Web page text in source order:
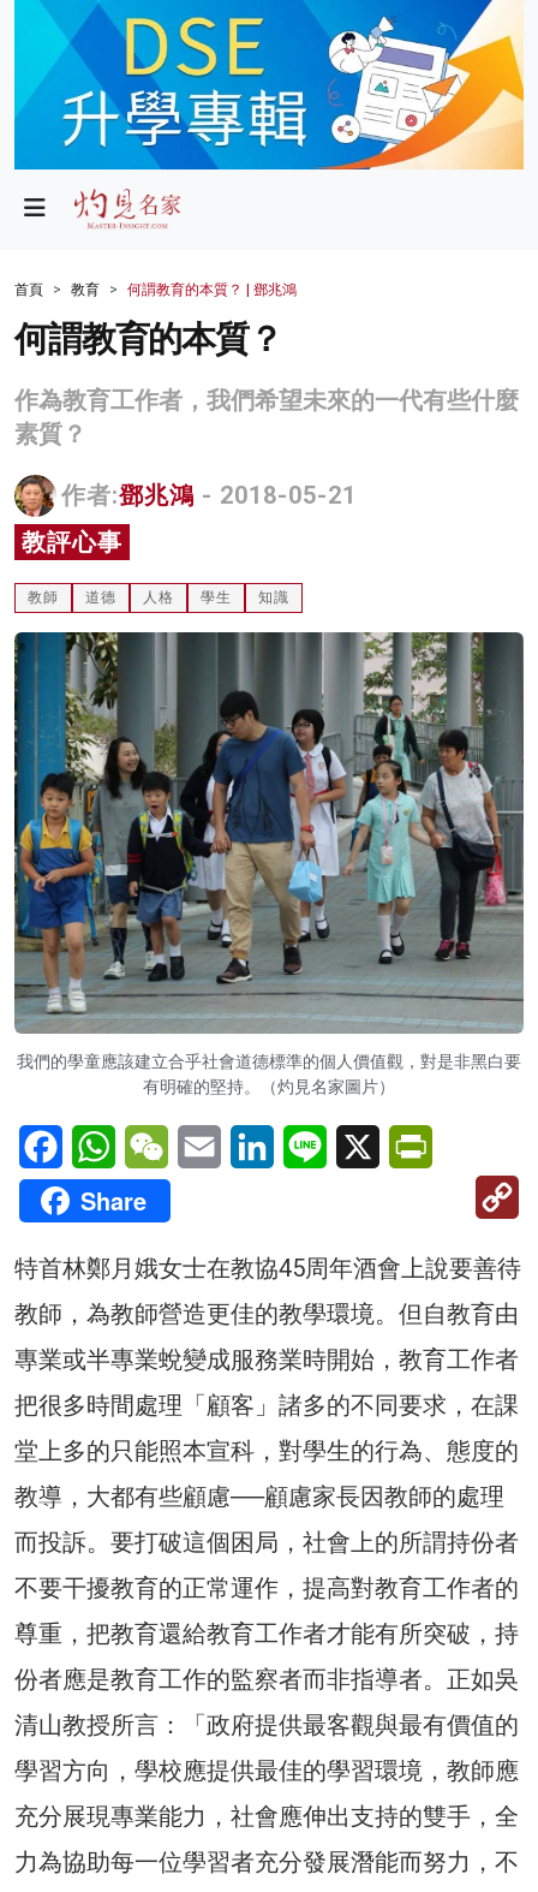
政局
財經
生活
商業
科技
影片
關於我們
首頁 教育 何謂教育的本質？ | 鄧兆鴻
何謂教育的本質？
作為教育工作者，我們希望未來的一代有些什麼
素質？
作者:鄧兆鴻 - 2018-05-21
教評心事
教師 道德 人格 學生 知識
我們的學童應該建立合乎社會道德標準的個人價值觀，對是非黑白要
有明確的堅持。（灼見名家圖片）
FacebookWhatsAppWeChatEmail LinkedInLine X
Share
特首林鄭月娥女士在教協45周年酒會上說要善待
教師，為教師營造更佳的教學環境。但自教育由
專業或半專業蛻變成服務業時開始，教育工作者
把很多時間處理「顧客」諸多的不同要求，在課
堂上多的只能照本宣科，對學生的行為、態度的
教導，大都有些顧慮──顧慮家長因教師的處理
而投訴。要打破這個困局，社會上的所謂持份者
不要干擾教育的正常運作，提高對教育工作者的
尊重，把教育還給教育工作者才能有所突破，持
份者應是教育工作的監察者而非指導者。正如吳
清山教授所言：「政府提供最客觀與最有價值的
學習方向，學校應提供最佳的學習環境，教師應
充分展現專業能力，社會應伸出支持的雙手，全
力為協助每一位學習者充分發展潛能而努力，不